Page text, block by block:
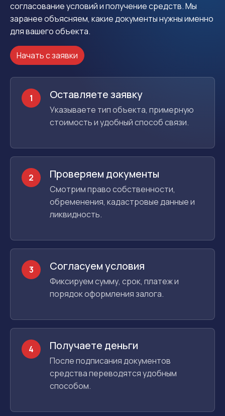
согласование условий и получение средств. Мы
заранее объясняем, какие документы нужны именно
для вашего объекта.
Начать с заявки
1 Оставляете заявку
Указываете тип объекта, примерную
стоимость и удобный способ связи.
2 Проверяем документы
Смотрим право собственности,
обременения, кадастровые данные и
ликвидность.
3 Согласуем условия
Фиксируем сумму, срок, платеж и
порядок оформления залога.
4 Получаете деньги
После подписания документов
средства переводятся удобным
способом.